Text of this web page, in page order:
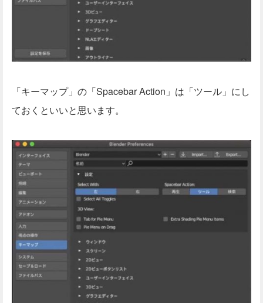
「キーマップ」の「Spacebar Action」は「ツール」にし
ておくといいと思います。